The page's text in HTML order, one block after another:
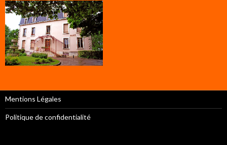
Mentions Légales
Politique de confidentialité